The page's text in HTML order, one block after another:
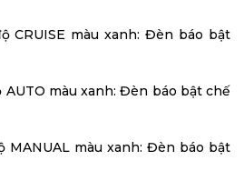
CRUISE màu xanh: Đèn báo bật
màu xanh: Đèn báo bật chế
MANUAL màu xanh: Đèn báo bật